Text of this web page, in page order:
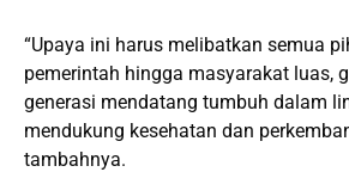
“Upaya ini harus melibatkan semua
pemerintah hingga masyarakat luas,
generasi mendatang tumbuh dalam
mendukung kesehatan dan
tambahnya.